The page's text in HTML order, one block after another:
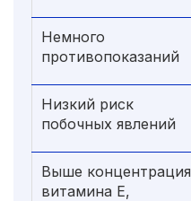
Немного
противопоказаний
Низкий риск
побочных явлений
Выше концентрация
витамина Е,